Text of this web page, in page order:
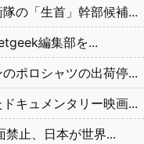
の「生首」幹部候補...
編集部を...
ポロシャツの出荷停...
キュメンタリー映画...
止、日本が世界...